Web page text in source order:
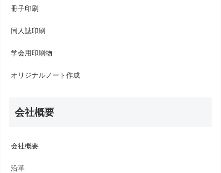
冊子印刷
同人誌印刷
学会用印刷物
オリジナルノート作成
会社概要
会社概要
沿革